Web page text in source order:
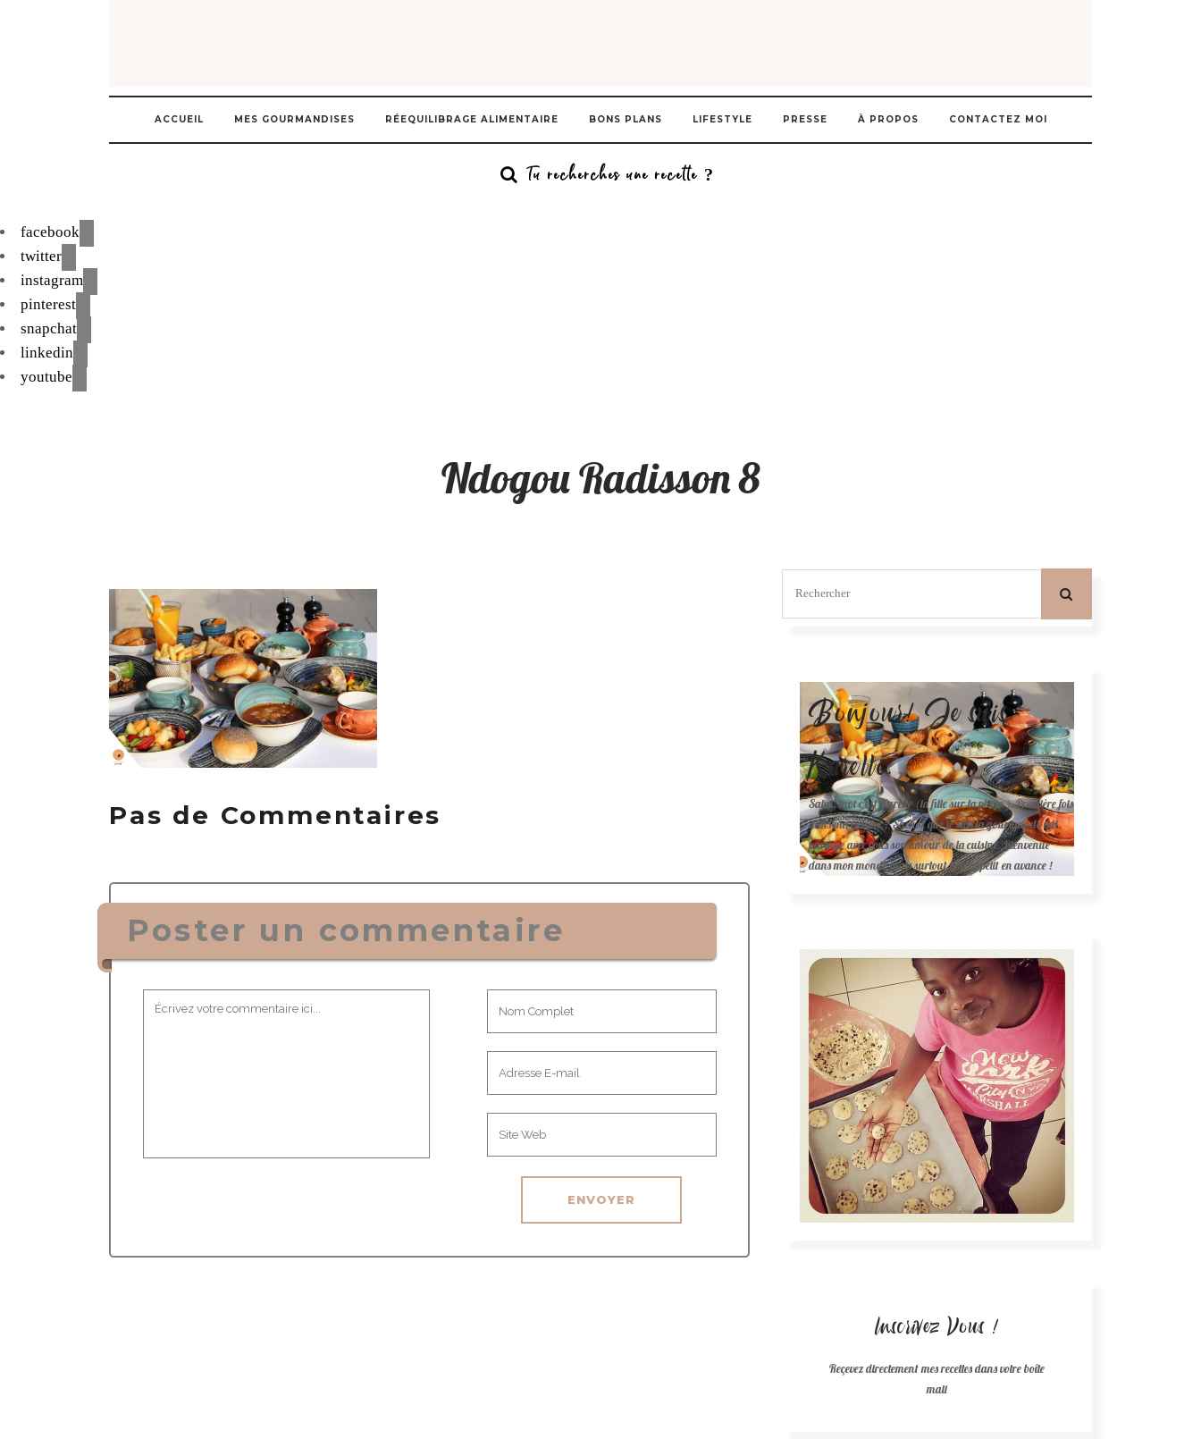
ACCUEIL MES GOURMANDISES RÉEQUILIBRAGE ALIMENTAIRE BONS PLANS LIFESTYLE PRESSE À PROPOS CONTACTEZ MOI
facebook
twitter
instagram
pinterest
snapchat
linkedin
youtube
Ndogou Radisson 8
Pas de Commentaires
Poster un commentaire
Bonjour! Je suis
Karelle.
Salut, moi c'est Karelle (la fille sur la photo ). Première fois
dans ma cuisine ? Sachez que je suis la gourmande qui
partage avec vous son amour de la cuisine. Bienvenue
dans mon monde mais surtout bon appétit en avance !
Inscrivez Vous !
Reçevez directement mes recettes dans votre boîte
mail